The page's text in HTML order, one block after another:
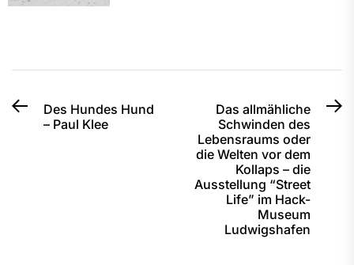
Beitragsnavigation
PreviousDes Hundes Hund
– Paul Klee
Das allmähliche
Schwinden des
Lebensraums oder
die Welten vor dem
Kollaps – die
Ausstellung “Street
Life” im Hack-
Museum
Ludwigshafen